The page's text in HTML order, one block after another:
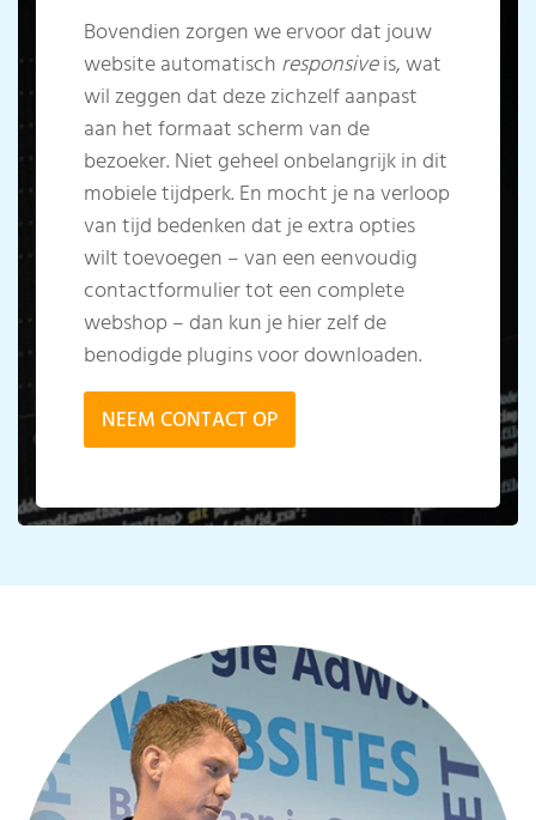
Bovendien zorgen we ervoor dat jouw
website automatisch responsiveis, wat
wil zeggen dat deze zichzelf aanpast
aan het formaat scherm van de
bezoeker. Niet geheel onbelangrijk in dit
mobiele tijdperk. En mocht je na verloop
van tijd bedenken dat je extra opties
wilt toevoegen – van een eenvoudig
contactformulier tot een complete
webshop – dan kun je hier zelf de
benodigde plugins voor downloaden.
NEEM CONTACT OP